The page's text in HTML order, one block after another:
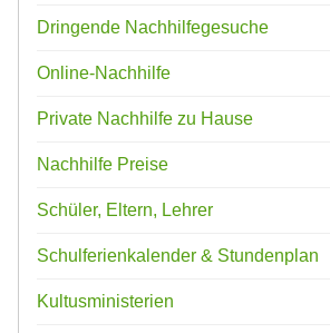
Dringende Nachhilfegesuche
Online-Nachhilfe
Private Nachhilfe zu Hause
Nachhilfe Preise
Schüler, Eltern, Lehrer
Schulferienkalender & Stundenplan
Kultusministerien